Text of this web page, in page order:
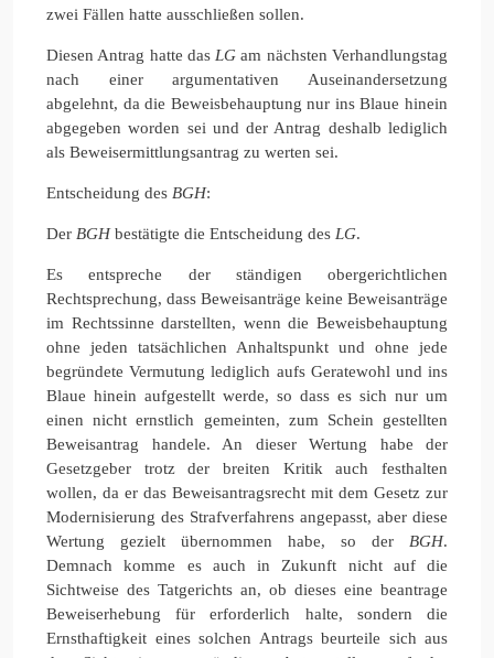
zwei Fällen hatte ausschließen sollen.
Diesen Antrag hatte das LG am nächsten Verhandlungstag
nach einer argumentativen Auseinandersetzung
abgelehnt, da die Beweisbehauptung nur ins Blaue hinein
abgegeben worden sei und der Antrag deshalb lediglich
als Beweisermittlungsantrag zu werten sei.
Entscheidung des BGH:
Der BGHbestätigte die Entscheidung des LG.
Es entspreche der ständigen obergerichtlichen
Rechtsprechung, dass Beweisanträge keine Beweisanträge
im Rechtssinne darstellten, wenn die Beweisbehauptung
ohne jeden tatsächlichen Anhaltspunkt und ohne jede
begründete Vermutung lediglich aufs Geratewohl und ins
Blaue hinein aufgestellt werde, so dass es sich nur um
einen nicht ernstlich gemeinten, zum Schein gestellten
Beweisantrag handele. An dieser Wertung habe der
Gesetzgeber trotz der breiten Kritik auch festhalten
wollen, da er das Beweisantragsrecht mit dem Gesetz zur
Modernisierung des Strafverfahrens angepasst, aber diese
Wertung gezielt übernommen habe, so der BGH.
Demnach komme es auch in Zukunft nicht auf die
Sichtweise des Tatgerichts an, ob dieses eine beantrage
Beweiserhebung für erforderlich halte, sondern die
Ernsthaftigkeit eines solchen Antrags beurteile sich aus